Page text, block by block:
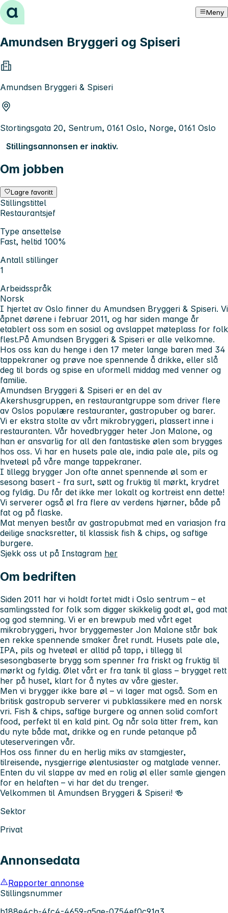
Hopp til innhold Meny
Amundsen Bryggeri og Spiseri
Amundsen Bryggeri & Spiseri
Stortingsgata 20, Sentrum, 0161 Oslo, Norge, 0161 Oslo
Stillingsannonsen er inaktiv.
Om jobben
Lagre favoritt
Stillingstittel
Restaurantsjef
Type ansettelse
Fast, heltid 100%
Antall stillinger
1
Arbeidsspråk
Norsk
I hjertet av Oslo finner du Amundsen Bryggeri & Spiseri. Vi
åpnet dørene i februar 2011, og har siden mange år
etablert oss som en sosial og avslappet møteplass for folk
flest.På Amundsen Bryggeri & Spiseri er alle velkomne.
Hos oss kan du henge i den 17 meter lange baren med 34
tappekraner og prøve noe spennende å drikke, eller slå
deg til bords og spise en uformell middag med venner og
familie.
Amundsen Bryggeri & Spiseri er en del av
Akershusgruppen, en restaurantgruppe som driver flere
av Oslos populære restauranter, gastropuber og barer.
Vi er ekstra stolte av vårt mikrobryggeri, plassert inne i
restauranten. Vår hovedbrygger heter Jon Malone, og
han er ansvarlig for all den fantastiske ølen som brygges
hos oss. Vi har en husets pale ale, india pale ale, pils og
hveteøl på våre mange tappekraner.
I tillegg brygger Jon ofte annet spennende øl som er
sesong basert - fra surt, søtt og fruktig til mørkt, krydret
og fyldig. Du får det ikke mer lokalt og kortreist enn dette!
Vi serverer også øl fra flere av verdens hjørner, både på
fat og på flaske.
Mat menyen består av gastropubmat med en variasjon fra
deilige snacksretter, til klassisk fish & chips, og saftige
burgere.
Sjekk oss ut på Instagram her
Om bedriften
Siden 2011 har vi holdt fortet midt i Oslo sentrum – et
samlingssted for folk som digger skikkelig godt øl, god mat
og god stemning. Vi er en brewpub med vårt eget
mikrobryggeri, hvor bryggemester Jon Malone står bak
en rekke spennende smaker året rundt. Husets pale ale,
IPA, pils og hveteøl er alltid på tapp, i tillegg til
sesongbaserte brygg som spenner fra friskt og fruktig til
mørkt og fyldig. Ølet vårt er fra tank til glass – brygget rett
her på huset, klart for å nytes av våre gjester.
Men vi brygger ikke bare øl – vi lager mat også. Som en
britisk gastropub serverer vi pubklassikere med en norsk
vri. Fish & chips, saftige burgere og annen solid comfort
food, perfekt til en kald pint. Og når sola titter frem, kan
du nyte både mat, drikke og en runde petanque på
uteserveringen vår.
Hos oss finner du en herlig miks av stamgjester,
tilreisende, nysgjerrige ølentusiaster og matglade venner.
Enten du vil slappe av med en rolig øl eller samle gjengen
for en helaften – vi har det du trenger.
Velkommen til Amundsen Bryggeri & Spiseri! 🍻
Sektor
Privat
Annonsedata
Rapporter annonse
Stillingsnummer